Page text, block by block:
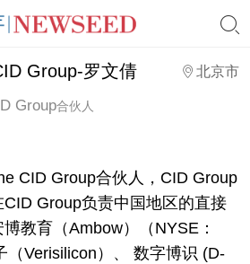
Group-罗文倩 北京市
Group合伙人
CID Group合伙人，CID Group
Group负责中国地区的直接
教育（Ambow）（NYSE：
（Verisilicon）、 数字博识 (D-